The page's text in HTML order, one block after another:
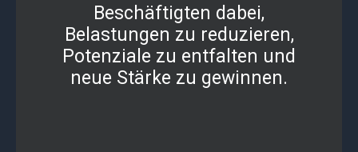
Beschäftigten dabei,
Belastungen zu reduzieren,
Potenziale zu entfalten und
neue Stärke zu gewinnen.